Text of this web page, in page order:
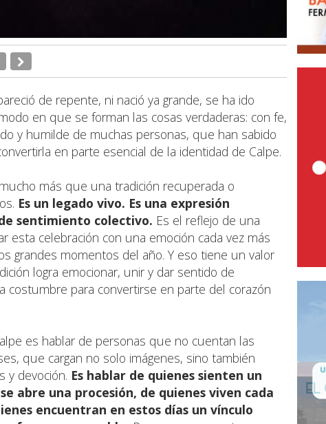
de repente, ni nació ya grande, se ha ido
en que se forman las cosas verdaderas: con fe,
y humilde de muchas personas, que han sabido
en parte esencial de la identidad de Calpe.
más que una tradición recuperada o
Es un legado vivo. Es una expresión
sentimiento colectivo. Es el reflejo de una
esta celebración con una emoción cada vez más
grandes momentos del año. Y eso tiene un valor
logra emocionar, unir y dar sentido de
costumbre para convertirse en parte del corazón
es hablar de personas que no cuentan las
que cargan no solo imágenes, sino también
y devoción. Es hablar de quienes sienten un
abre una procesión, de quienes viven cada
encuentran en estos días un vínculo